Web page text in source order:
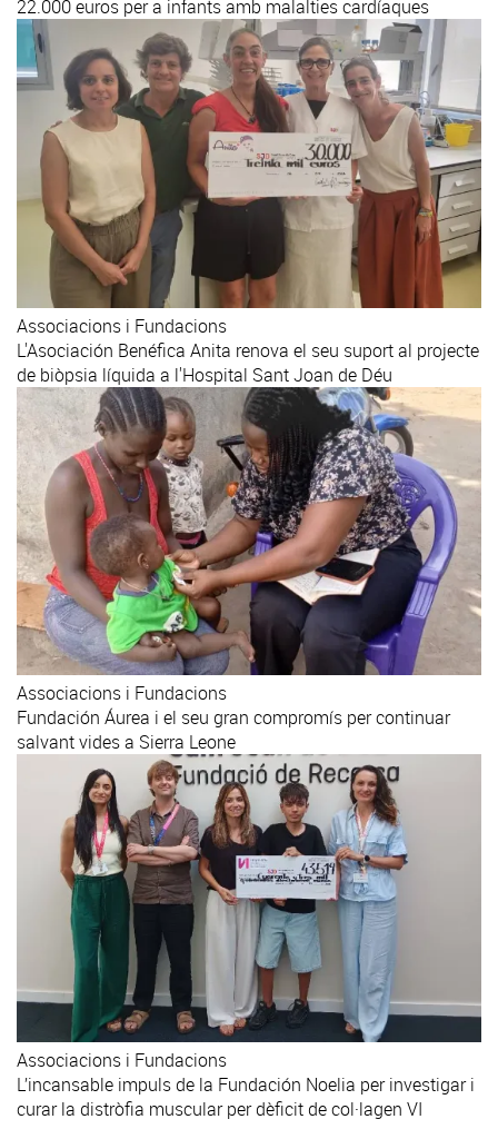
22.000 euros per a infants amb malalties cardíaques
Associacions i Fundacions
L'Asociación Benéfica Anita renova el seu suport al projecte
de biòpsia líquida a l'Hospital Sant Joan de Déu
Associacions i Fundacions
Fundación Áurea i el seu gran compromís per continuar
salvant vides a Sierra Leone
Associacions i Fundacions
L’incansable impuls de la Fundación Noelia per investigar i
curar la distròfia muscular per dèficit de col·lagen VI